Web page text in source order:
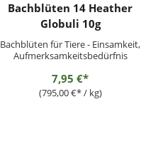
Bachblüten 14 Heather
Globuli 10g
Bachblüten für Tiere - Einsamkeit,
Aufmerksamkeitsbedürfnis
7,95 €*
(795,00 €* / kg)